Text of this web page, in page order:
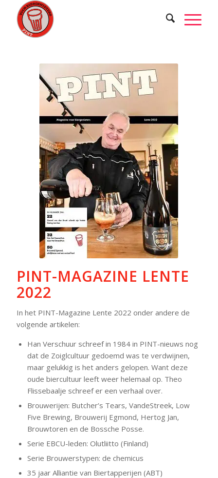
PINT-MAGAZINE LENTE
2022
In het PINT-Magazine Lente 2022 onder andere de
volgende artikelen:
Han Verschuur schreef in 1984 in PINT-nieuws nog
dat de Zoiglcultuur gedoemd was te verdwijnen,
maar gelukkig is het anders gelopen. Want deze
oude biercultuur leeft weer helemaal op. Theo
Flissebaalje schreef er een verhaal over.
Brouwerijen: Butcher’s Tears, VandeStreek, Low
Five Brewing, Brouwerij Egmond, Hertog Jan,
Brouwtoren en de Bossche Posse.
Serie EBCU-leden: Olutliitto (Finland)
Serie Brouwerstypen: de chemicus
35 jaar Alliantie van Biertapperijen (ABT)